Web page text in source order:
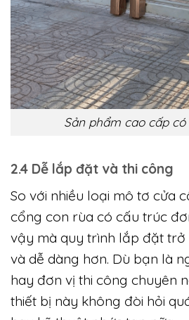
Sản phẩm cao cấp
2.4 Dễ lắp đặt và thi công
So với nhiều loại mô tơ cửa
cổng con rùa có cấu trúc
vậy mà quy trình lắp đặt trở
và dễ dàng hơn. Dù bạn là
hay đơn vị thi công chuyên
thiết bị này không đòi hỏi